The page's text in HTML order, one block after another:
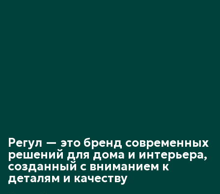
Регул — это бренд современных
решений для дома и интерьера,
созданный с вниманием к
деталям и качеству